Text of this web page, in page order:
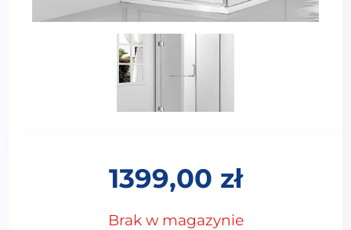
1399,00 zł
Brak w magazynie